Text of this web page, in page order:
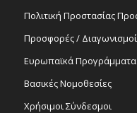
Πολιτική Προστασίας
Προσφορές / Διαγωνισμοί
Ευρωπαϊκά Προγράμματα
Βασικές Νομοθεσίες
Χρήσιμοι Σύνδεσμοι